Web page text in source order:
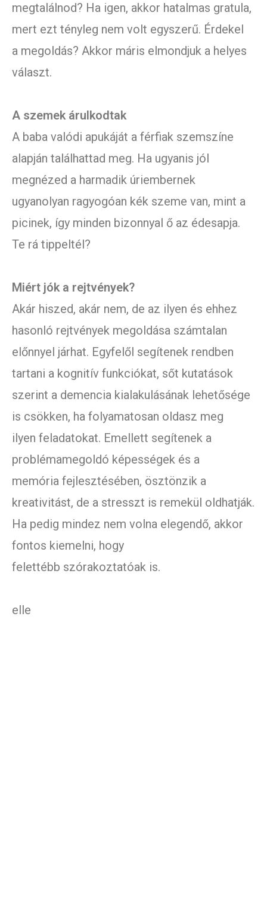
megtalálnod? Ha igen, akkor hatalmas gratula,
mert ezt tényleg nem volt egyszerű. Érdekel
a megoldás? Akkor máris elmondjuk a helyes
választ.
A szemek árulkodtak
A baba valódi apukáját a férfiak szemszíne
alapján találhattad meg. Ha ugyanis jól
megnézed a harmadik úriembernek
ugyanolyan ragyogóan kék szeme van, mint a
picinek, így minden bizonnyal ő az édesapja.
Te rá tippeltél?
Miért jók a rejtvények?
Akár hiszed, akár nem, de az ilyen és ehhez
hasonló rejtvények megoldása számtalan
előnnyel járhat. Egyfelől segítenek rendben
tartani a kognitív funkciókat, sőt kutatások
szerint a demencia kialakulásának lehetősége
is csökken, ha folyamatosan oldasz meg
ilyen feladatokat. Emellett segítenek a
problémamegoldó képességek és a
memória fejlesztésében, ösztönzik a
kreativitást, de a stresszt is remekül oldhatják.
Ha pedig mindez nem volna elegendő, akkor
fontos kiemelni, hogy
felettébb szórakoztatóak is.
elle